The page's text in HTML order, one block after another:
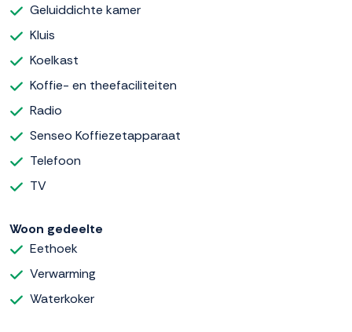
Geluiddichte kamer
Kluis
Koelkast
Koffie- en theefaciliteiten
Radio
Senseo Koffiezetapparaat
Telefoon
TV
Woon gedeelte
Eethoek
Verwarming
Waterkoker